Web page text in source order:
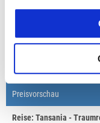
+49
Preisvorschau
Reise: Tansania -